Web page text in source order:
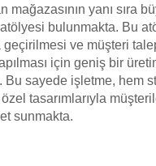
mağazasının yanı sıra
bulunmakta. Bu
geçirilmesi ve müşteri
için geniş bir
Bu sayede işletme, hem
tasarımlarıyla
sunmakta.